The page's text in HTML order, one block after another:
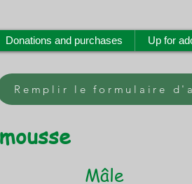
Donations and purchases Up for
Remplir le formulaire
Mâle